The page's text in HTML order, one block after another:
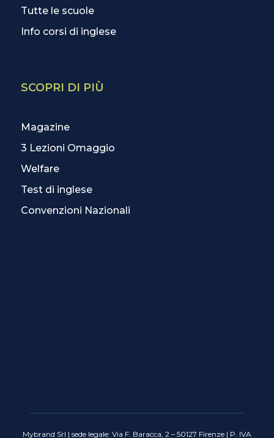
Tutte le scuole
Info corsi di inglese
SCOPRI DI PIÙ
Magazine
3 Lezioni Omaggio
Welfare
Test di inglese
Convenzioni Nazionali
Mybrand Srl | sede legale: Via F. Baracca, 2 – 50127 Firenze | P. IVA